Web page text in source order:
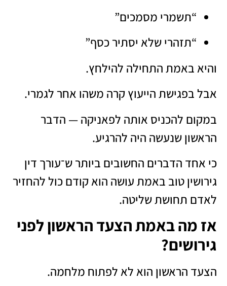
“תשמרי מסמכים”
“תזהרי שלא יסתיר כסף”
והיא באמת התחילה להילחץ.
אבל בפגישת הייעוץ קרה משהו אחר לגמרי.
במקום להכניס אותה לפאניקה — הדבר
הראשון שנעשה היה להרגיע.
כי אחד הדברים החשובים ביותר ש־עורך דין
גירושין טוב באמת עושה הוא קודם כול להחזיר
לאדם תחושת שליטה.
אז מה באמת הצעד הראשון לפני
גירושים?
הצעד הראשון הוא לא לפתוח מלחמה.